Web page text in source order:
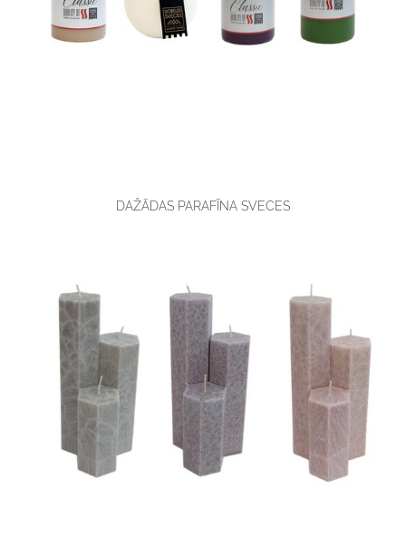
DAŽĀDAS PARAFĪNA SVECES